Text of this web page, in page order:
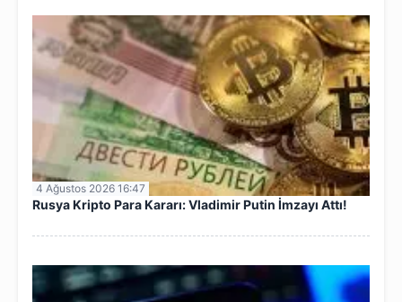
4 Ağustos 2026 16:47
Rusya Kripto Para Kararı: Vladimir Putin İmzayı Attı!